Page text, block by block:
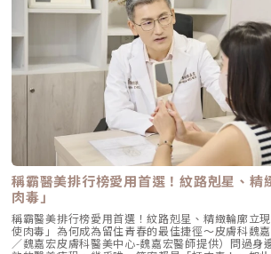
稱霸醫美排行榜愛用首選！紋路剋星、精
肉毒」
稱霸醫美排行榜愛用首選！紋路剋星、精緻輪廓立
使肉毒」為何成為留住青春的最佳捷徑～皮膚科魏
／魏嘉宏皮膚科醫美中心-魏嘉宏醫師提供）問過身